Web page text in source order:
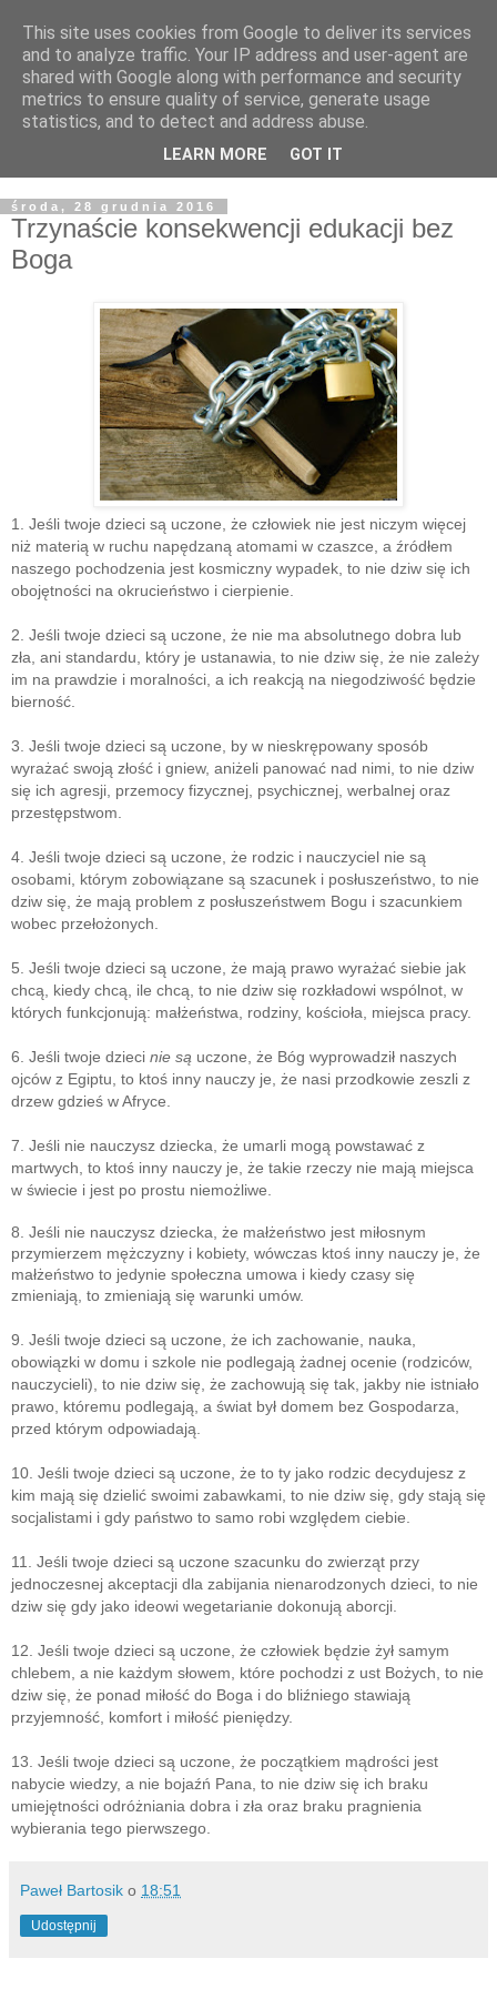
Żyjąc wiarą w REALNYM
świecie
Blog pastora Pawła Bartosika
środa, 28 grudnia 2016
Trzynaście konsekwencji edukacji bez
Boga
1. Jeśli twoje dzieci są uczone, że człowiek nie jest niczym więcej
niż materią w ruchu napędzaną atomami w czaszce, a źródłem
naszego pochodzenia jest kosmiczny wypadek, to nie dziw się ich
obojętności na okrucieństwo i cierpienie.
2. Jeśli twoje dzieci są uczone, że nie ma absolutnego dobra lub
zła, ani standardu, który je ustanawia, to nie dziw się, że nie zależy
im na prawdzie i moralności, a ich reakcją na niegodziwość będzie
bierność.
3. Jeśli twoje dzieci są uczone, by w nieskrępowany sposób
wyrażać swoją złość i gniew, aniżeli panować nad nimi, to nie dziw
się ich agresji, przemocy fizycznej, psychicznej, werbalnej oraz
przestępstwom.
4. Jeśli twoje dzieci są uczone, że rodzic i nauczyciel nie są
osobami, którym zobowiązane są szacunek i posłuszeństwo, to nie
dziw się, że mają problem z posłuszeństwem Bogu i szacunkiem
wobec przełożonych.
5. Jeśli twoje dzieci są uczone, że mają prawo wyrażać siebie jak
chcą, kiedy chcą, ile chcą, to nie dziw się rozkładowi wspólnot, w
których funkcjonują: małżeństwa, rodziny, kościoła, miejsca pracy.
6. Jeśli twoje dzieci nie są uczone, że Bóg wyprowadził naszych
ojców z Egiptu, to ktoś inny nauczy je, że nasi przodkowie zeszli z
drzew gdzieś w Afryce.
7. Jeśli nie nauczysz dziecka, że umarli mogą powstawać z
martwych, to ktoś inny nauczy je, że takie rzeczy nie mają miejsca
w świecie i jest po prostu niemożliwe.
8. Jeśli nie nauczysz dziecka, że małżeństwo jest miłosnym
przymierzem mężczyzny i kobiety, wówczas ktoś inny nauczy je, że
małżeństwo to jedynie społeczna umowa i kiedy czasy się
zmieniają, to zmieniają się warunki umów.
9. Jeśli twoje dzieci są uczone, że ich zachowanie, nauka,
obowiązki w domu i szkole nie podlegają żadnej ocenie (rodziców,
nauczycieli), to nie dziw się, że zachowują się tak, jakby nie istniało
prawo, któremu podlegają, a świat był domem bez Gospodarza,
przed którym odpowiadają.
10. Jeśli twoje dzieci są uczone, że to ty jako rodzic decydujesz z
kim mają się dzielić swoimi zabawkami, to nie dziw się, gdy stają się
socjalistami i gdy państwo to samo robi względem ciebie.
11. Jeśli twoje dzieci są uczone szacunku do zwierząt przy
jednoczesnej akceptacji dla zabijania nienarodzonych dzieci, to nie
dziw się gdy jako ideowi wegetarianie dokonują aborcji.
12. Jeśli twoje dzieci są uczone, że człowiek będzie żył samym
chlebem, a nie każdym słowem, które pochodzi z ust Bożych, to nie
dziw się, że ponad miłość do Boga i do bliźniego stawiają
przyjemność, komfort i miłość pieniędzy.
13. Jeśli twoje dzieci są uczone, że początkiem mądrości jest
nabycie wiedzy, a nie bojaźń Pana, to nie dziw się ich braku
umiejętności odróżniania dobra i zła oraz braku pragnienia
wybierania tego pierwszego.
Paweł Bartosik o 18:51
Udostępnij
This site uses cookies from Google to deliver its services
and to analyze traffic. Your IP address and user-agent are
shared with Google along with performance and security
metrics to ensure quality of service, generate usage
statistics, and to detect and address abuse.
LEARN MORE GOT IT